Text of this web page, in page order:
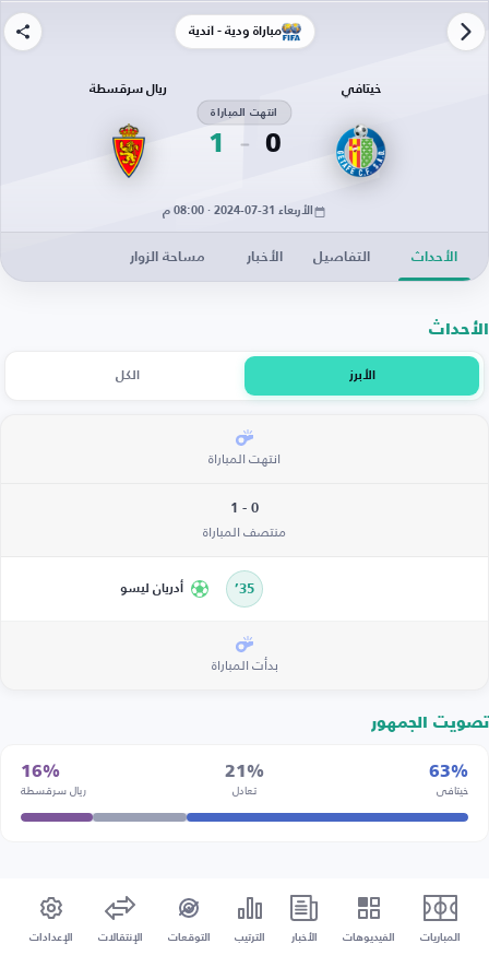
مباراة ودية - أندية
خيتافي
0
انتهت المباراة
1
ريال سرقسطة
الأربعاء 31-07-2024 · 08:00 م
الأحداث التفاصيل الأخبار مساحة الزوار
الأحداث
الأبرز الكل
انتهت المباراة
0 - 1
منتصف المباراة
35’ أدريان ليسو
بدأت المباراة
تصويت الجمهور
63%
خيتافي
21%
تعادل
16%
ريال سرقسطة
المباريات الفيديوهات الأخبار الترتيب التوقعات الإنتقالات الإعدادات